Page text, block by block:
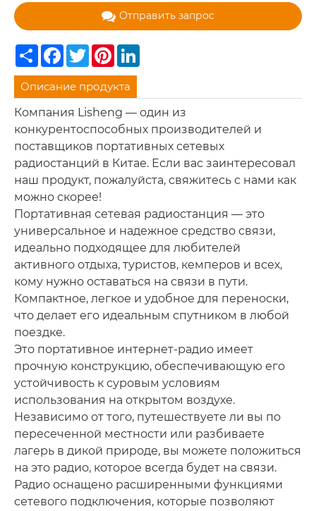
Отправить запрос
ShareFacebook
TwitterPinterest
Описание продукта
Компания Lisheng — один из
конкурентоспособных производителей и
поставщиков портативных сетевых
радиостанций в Китае. Если вас заинтересовал
наш продукт, пожалуйста, свяжитесь с нами как
можно скорее!
Портативная сетевая радиостанция — это
универсальное и надежное средство связи,
идеально подходящее для любителей
активного отдыха, туристов, кемперов и всех,
кому нужно оставаться на связи в пути.
Компактное, легкое и удобное для переноски,
что делает его идеальным спутником в любой
поездке.
Это портативное интернет-радио имеет
прочную конструкцию, обеспечивающую его
устойчивость к суровым условиям
использования на открытом воздухе.
Независимо от того, путешествуете ли вы по
пересеченной местности или разбиваете
лагерь в дикой природе, вы можете положиться
на это радио, которое всегда будет на связи.
Радио оснащено расширенными функциями
сетевого подключения, которые позволяют